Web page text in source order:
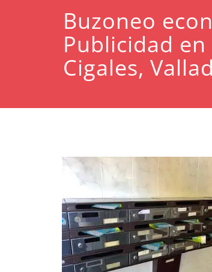
Buzoneo
Publicidad en
Cigales,